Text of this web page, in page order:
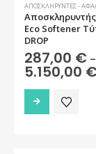
ΑΠΟΣΚΛΗΡΥΝΤΈΣ -
Eco Softener
DROP
287,00 € –
5.150,00
Αυτό
το